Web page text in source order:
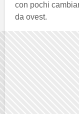
con pochi
da ovest.